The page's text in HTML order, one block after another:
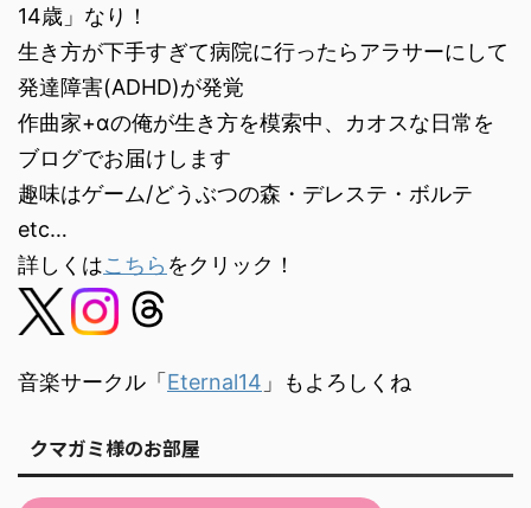
ヤ
ー
14歳」なり！
生き方が下手すぎて病院に行ったらアラサーにして
発達障害(ADHD)が発覚
作曲家+αの俺が生き方を模索中、カオスな日常を
ブログでお届けします
趣味はゲーム/どうぶつの森・デレステ・ボルテ
etc…
詳しくはこちら をクリック！
音楽サークル「Eternal14 」もよろしくね
クマガミ様のお部屋